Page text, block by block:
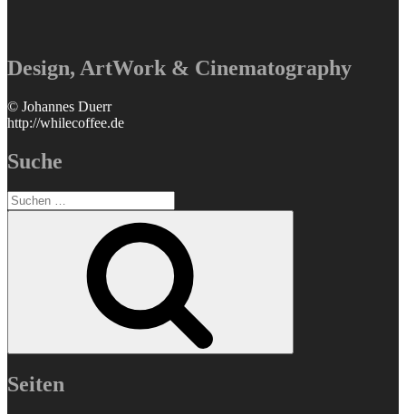
Design, ArtWork & Cinematography
© Johannes Duerr
http://whilecoffee.de
Suche
Suchen
nach:
Seiten